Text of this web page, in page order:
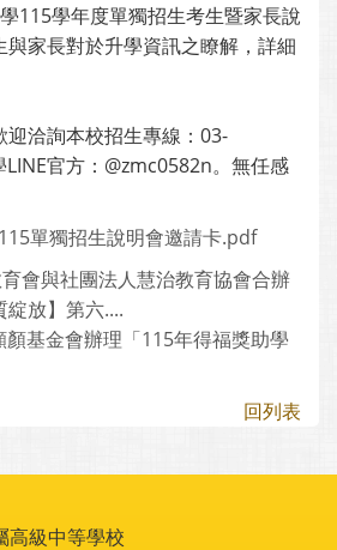
115學年度單獨招生考生暨家長說
與家長對於升學資訊之瞭解，詳細
洽詢本校招生專線：03-
官方：@zmc0582n。無任感
單獨招生說明會邀請卡.pdf
會與社團法人慧治教育協會合辦
放】第六....
顏基金會辦理「115年得福獎助學
回列表
高級中等學校